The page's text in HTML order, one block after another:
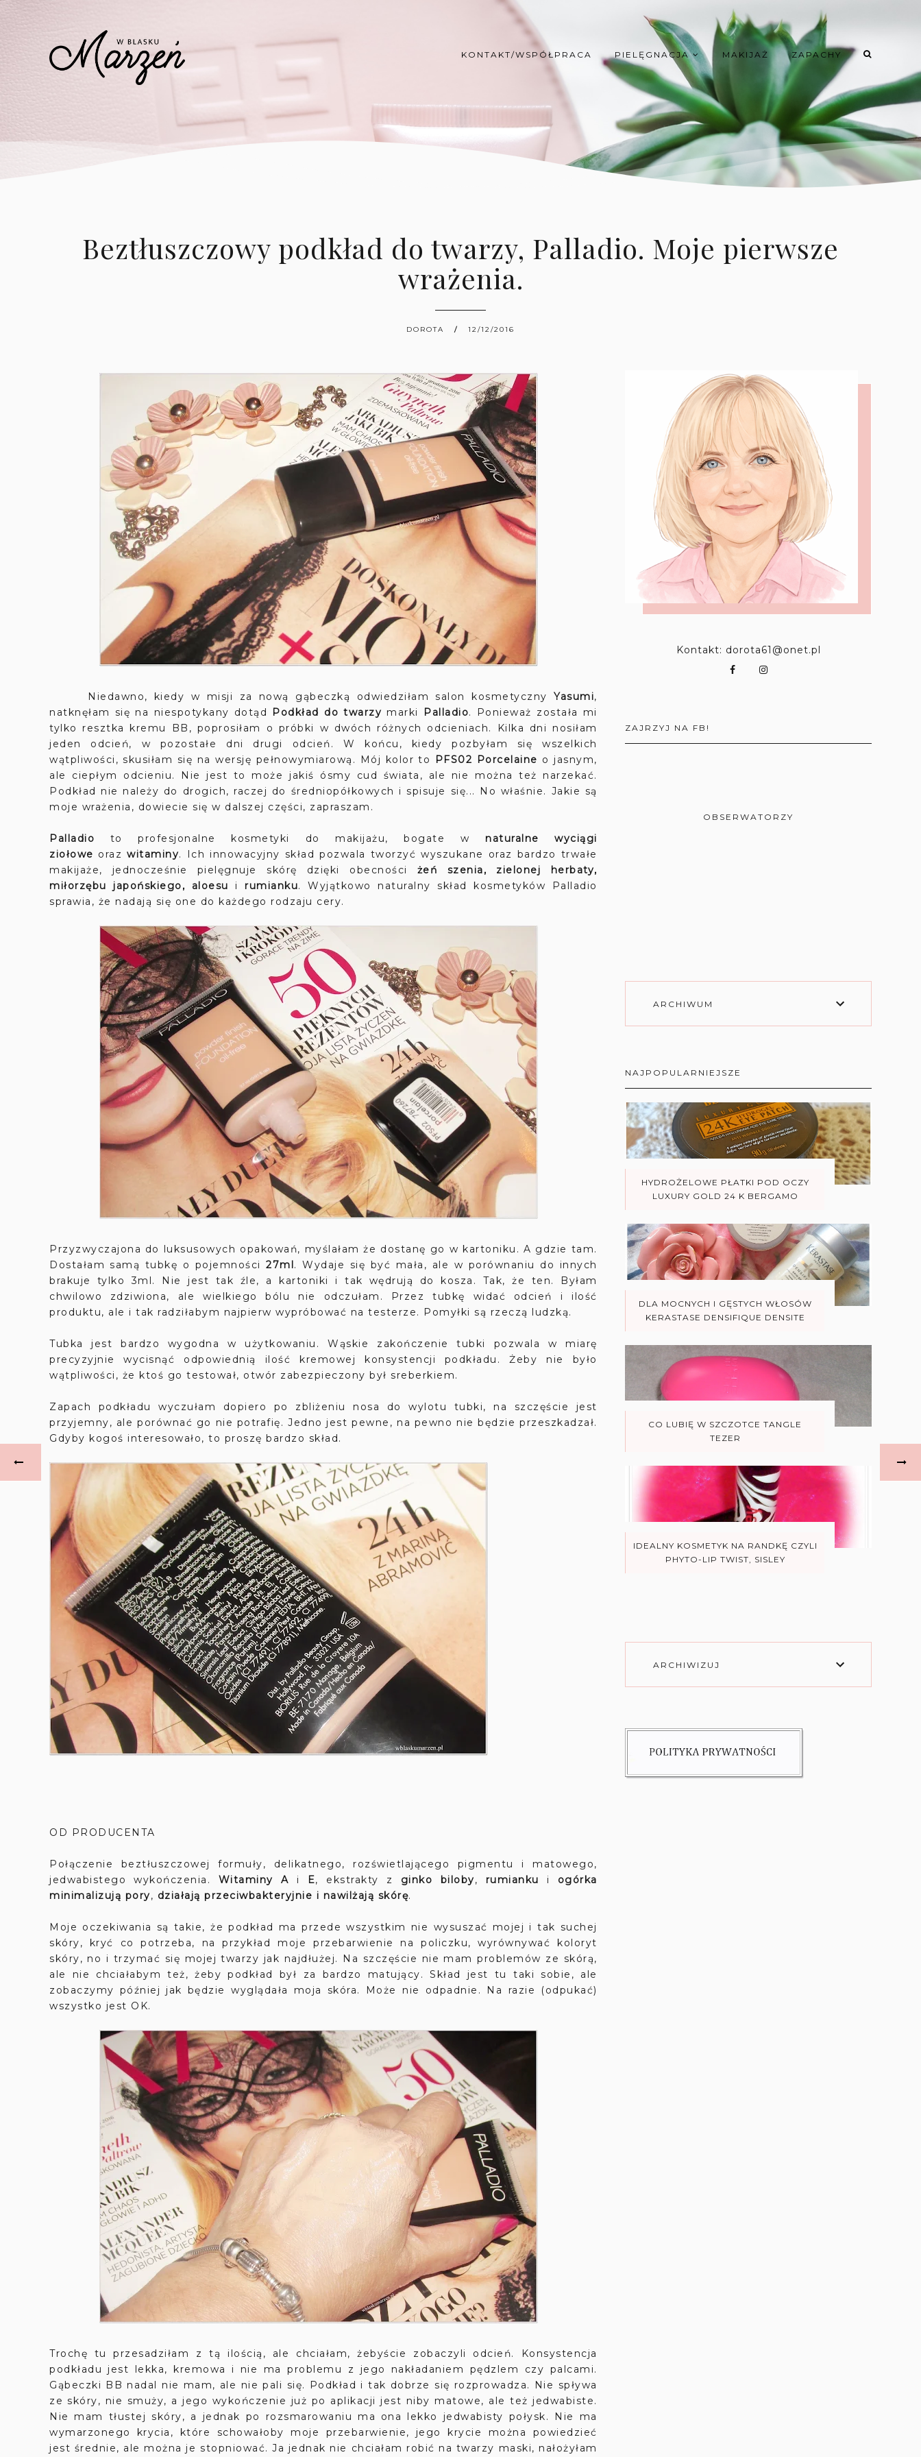
KONTAKT/WSPÓŁPRACA PIELĘGNACJA MAKIJAŻ ZAPACHY
Beztłuszczowy podkład do twarzy, Palladio. Moje pierwsze
wrażenia.
DOROTA 12/12/2016
Niedawno, kiedy w misji za nową gąbeczką odwiedziłam salon kosmetycznyYasumi,
natknęłam się na niespotykany dotąd Podkład do twarzy marki Palladio. Ponieważ została mi
tylko resztka kremu BB, poprosiłam o próbki w dwóch różnych odcieniach. Kilka dni nosiłam
jeden odcień, w pozostałe dni drugi odcień. W końcu, kiedy pozbyłam się wszelkich
wątpliwości, skusiłam się na wersję pełnowymiarową. Mój kolor to
PFS02 Porcelaine o jasnym,
ale ciepłym odcieniu. Nie jest to może jakiś ósmy cud świata, ale nie można też narzekać.
Podkład nie należy do drogich, raczej do średniopółkowych i spisuje się... No właśnie. Jakie są
moje wrażenia, dowiecie się w dalszej części, zapraszam.
Palladio to profesjonalne kosmetyki do makijażu, bogate w naturalne wyciągi
ziołowe orazwitaminy. Ich innowacyjny skład pozwala tworzyć wyszukane oraz bardzo trwałe
makijaże, jednocześnie pielęgnuje skórę dzięki obecności żeń szenia, zielonej herbaty,
miłorzębu japońskiego, aloesu i rumianku. Wyjątkowo naturalny skład kosmetyków Palladio
sprawia, że nadają się one do każdego rodzaju cery.
Przyzwyczajona do luksusowych opakowań, myślałam że dostanę go w kartoniku. A gdzie tam.
Dostałam samą tubkę o pojemności27ml. Wydaje się być mała, ale w porównaniu do innych
brakuje tylko 3ml. Nie jest tak źle, a kartoniki i tak wędrują do kosza. Tak, że ten. Byłam
chwilowo zdziwiona, ale wielkiego bólu nie odczułam. Przez tubkę widać odcień i ilość
produktu, ale i tak radziłabym najpierw wypróbować na testerze. Pomyłki są rzeczą ludzką.
Tubka jest bardzo wygodna w użytkowaniu. Wąskie zakończenie tubki pozwala w miarę
precyzyjnie wycisnąć odpowiednią ilość kremowej konsystencji podkładu. Żeby nie było
wątpliwości, że ktoś go testował, otwór zabezpieczony był sreberkiem.
Zapach podkładu wyczułam dopiero po zbliżeniu nosa do wylotu tubki, na szczęście jest
przyjemny, ale porównać go nie potrafię. Jedno jest pewne, na pewno nie będzie przeszkadzał.
Gdyby kogoś interesowało, to proszę bardzo skład.
OD PRODUCENTA
Połączenie beztłuszczowej formuły, delikatnego, rozświetlającego pigmentu i matowego,
jedwabistego wykończenia. Witaminy A i E, ekstrakty z ginko biloby, rumianku i ogórka
minimalizują pory, działają przeciwbakteryjnie i nawilżają skórę.
Moje oczekiwania są takie, że podkład ma przede wszystkim nie wysuszać mojej i tak suchej
skóry, kryć co potrzeba, na przykład moje przebarwienie na policzku, wyrównywać koloryt
skóry, no i trzymać się mojej twarzy jak najdłużej. Na szczęście nie mam problemów ze skórą,
ale nie chciałabym też, żeby podkład był za bardzo matujący. Skład jest tu taki sobie, ale
zobaczymy później jak będzie wyglądała moja skóra. Może nie odpadnie. Na razie (odpukać)
wszystko jest OK.
Trochę tu przesadziłam z tą ilością, ale chciałam, żebyście zobaczyli odcień. Konsystencja
podkładu jest lekka, kremowa i nie ma problemu z jego nakładaniem pędzlem czy palcami.
Gąbeczki BB nadal nie mam, ale nie pali się. Podkład i tak dobrze się rozprowadza. Nie spływa
ze skóry, nie smuży, a jego wykończenie już po aplikacji jest niby matowe, ale też jedwabiste.
Nie mam tłustej skóry, a jednak po rozsmarowaniu ma ona lekko jedwabisty połysk. Nie ma
wymarzonego krycia, które schowałoby moje przebarwienie, jego krycie można powiedzieć
jest średnie, ale można je stopniować. Ja jednak nie chciałam robić na twarzy maski, nałożyłam
Kontakt: dorota61@onet.pl
ZAJRZYJ NA FB!
OBSERWATORZY
ARCHIWUM
NAJPOPULARNIEJSZE
HYDROŻELOWE PŁATKI POD OCZY
LUXURY GOLD 24 K BERGAMO
DLA MOCNYCH I GĘSTYCH WŁOSÓW
KERASTASE DENSIFIQUE DENSITE
CO LUBIĘ W SZCZOTCE TANGLE
TEZER
IDEALNY KOSMETYK NA RANDKĘ CZYLI
PHYTO-LIP TWIST, SISLEY
ARCHIWIZUJ